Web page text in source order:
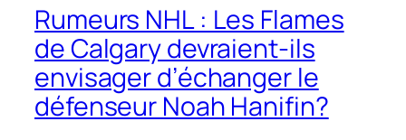
Rumeurs NHL : Les Flames
de Calgary devraient-ils
envisager d’échanger le
défenseur Noah Hanifin?